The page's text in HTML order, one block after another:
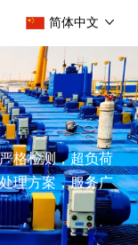
简体中文
格检测，超负荷
理方案，服务广